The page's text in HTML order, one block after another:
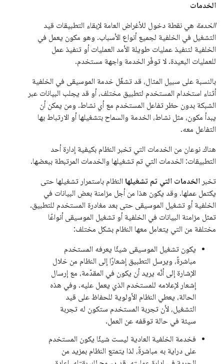
الخدمات
الخدمة هي نقطة دخول للأغراض العامة لإبقاء التطبيقات قيد
التشغيل في الخلفية لجميع أنواع الأسباب. وهو مكون يعمل في
الخلفية لتنفيذ عمليات طويلة الأمد العمليات أو تنفيذ عمل
للعمليات البعيدة. لا توفّر الخدمة واجهة مستخدم.
بالنسبة على سبيل المثال، قد تشغّل خدمة الموسيقى في الخلفية
أثناء استخدام المستخدم لتطبيق مختلف، أو قد يجلب البيانات عبر
الشبكة بدون حظر تفاعل المستخدم مع أي نشاط. ومن يمكن أن
يبدأ مكون، مثل نشاط، الخدمة والسماح بتشغيلها أو الارتباط بها
التفاعل معه.
هناك نوعان من الخدمات التي تخبر النظام بكيفية إدارة أحد
التطبيقات: الخدمات التي تم تشغيلها والخدمات المرتبطة ببعضها.
تخبر الخدمات التي تم تشغيلها النظام باستمرار تشغيلها حتى
يكتمل عملها. وقد يكون هذا من أجل مزامنة بعض البيانات في
الخلفية أو تشغيل الموسيقى حتى بعد مغادرة المستخدم للتطبيق.
تمثل مزامنة البيانات في الخلفية أو تشغيل الموسيقى أنواعًا
مختلفة من التي يتعامل معها النظام بشكل مختلف:
يكون تشغيل الموسيقى شيئًا يعرفه المستخدم
مباشرةً، ويرسل التطبيق إشعارًا إلى النظام من خلال
الإشارة إلى أنّه يريد أن يكون في المقدّمة، مع إرسال
إشعار لإعلامه للمستخدم الذي يعمل عليه. وفي هذه
الحالة، يعطي النظام الأولوية للحفاظ على قيد
التشغيل، لأن تجربة المستخدم ستكون له تجربة
سيئة في حالة توقفه عن العمل.
فخدمة الخلفية العادية ليست شيئًا يكون المستخدم
على دراية به مباشرةً، لذا يتمتع النظام بمزيد من